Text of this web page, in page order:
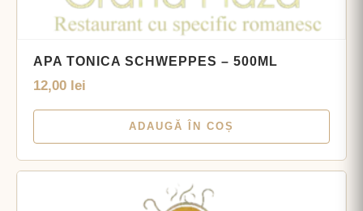
APA TONICA SCHWEPPES – 500ML
12,00 lei
ADAUGĂ ÎN COȘ